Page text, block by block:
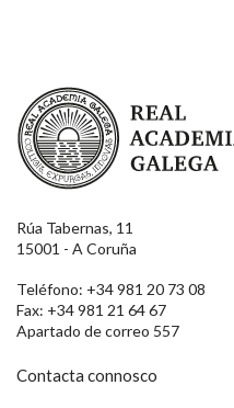
Real Academia Galega
Rúa Tabernas, 11
15001 - A Coruña
Teléfono: +34 981 20 73 08
Fax: +34 981 21 64 67
Apartado de correo 557
Contacta connosco